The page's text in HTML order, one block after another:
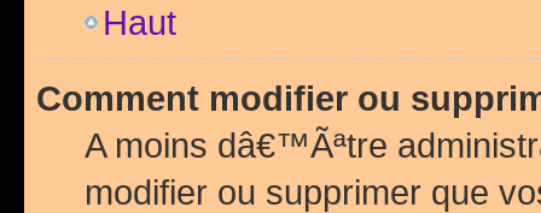
Haut
Comment modifier ou
A moins dâ€™Ãªtre
modifier ou supprimer que